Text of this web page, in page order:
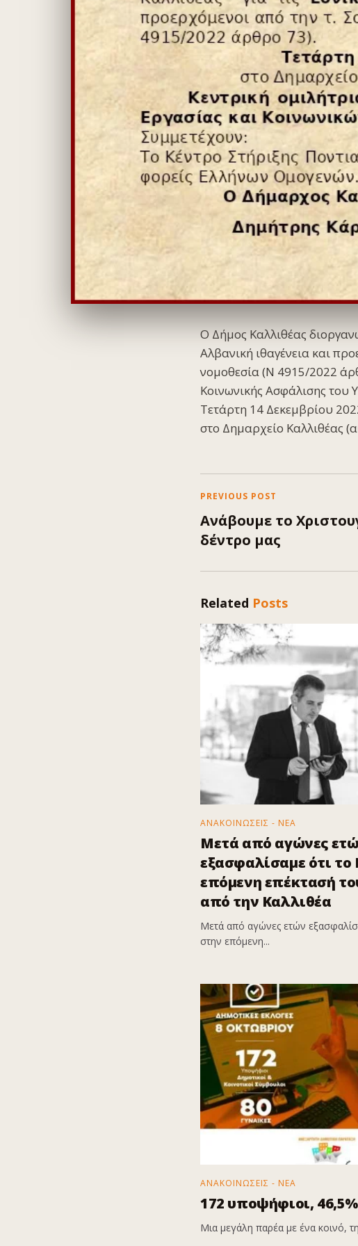
Ο Δήμος Καλλιθέας
Αλβανική ιθαγένεια και
νομοθεσία (Ν 4915/2022
Κοινωνικής Ασφάλισης του
Τετάρτη 14 Δεκεμβρίου
στο Δημαρχείο Καλλιθέας
PREVIOUS POST
Ανάβουμε το
δέντρο μας
Related Posts
ΑΝΑΚΟΙΝΩΣΕΙΣ - ΝΕΑ
Μετά από αγώνες
εξασφαλίσαμε ότι
επόμενη επέκτασή
από την Καλλιθέα
Μετά από αγώνες ετών
στην επόμενη...
ΑΝΑΚΟΙΝΩΣΕΙΣ - ΝΕΑ
172 υποψήφιοι,
Μια μεγάλη παρέα με ένα κοινό,